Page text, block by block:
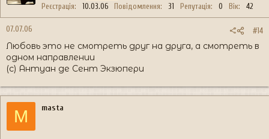
Реєстрація 10.03.06 Повідомлення 31 Репутація 0 Вік 42
07.07.06 #14
Любовь это не смотреть друг на друга, а смотреть в
одном направлении
(с) Антуан де Сент Экзюпери
M masta